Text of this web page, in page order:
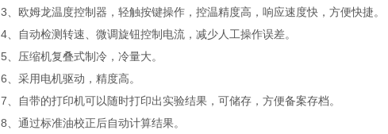
3、欧姆龙温度控制器，轻触按键操作，控温精度高，响应速度快，方便快捷。
4、自动检测转速、微调旋钮控制电流，减少人工操作误差。
5、压缩机复叠式制冷，冷量大。
6、采用电机驱动，精度高。
7、自带的打印机可以随时打印出实验结果，可储存，方便备案存档。
8、通过标准油校正后自动计算结果。